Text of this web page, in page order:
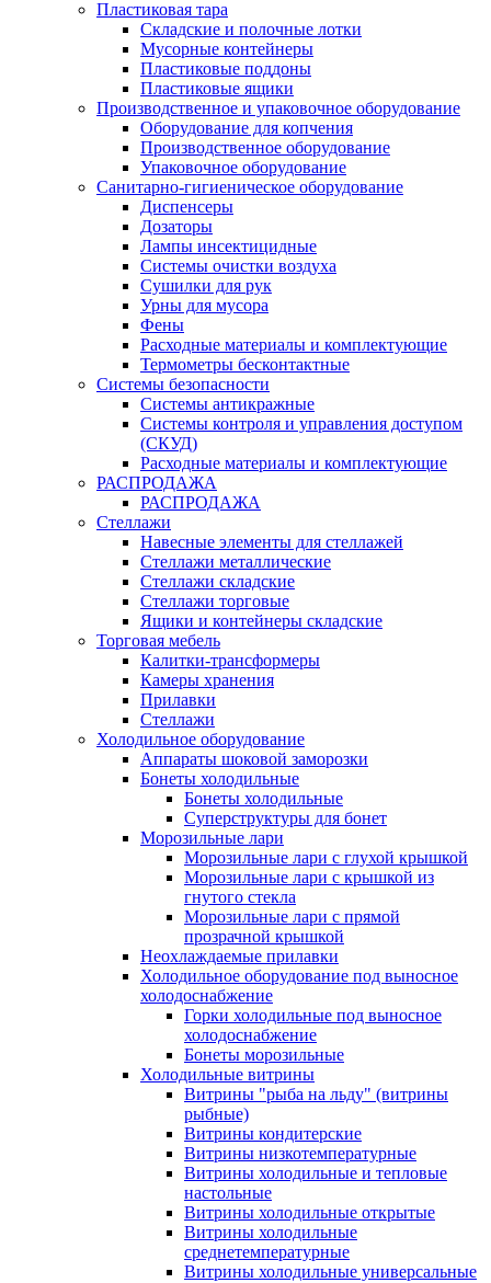
Пластиковая тара
Складские и полочные лотки
Мусорные контейнеры
Пластиковые поддоны
Пластиковые ящики
Производственное и упаковочное оборудование
Оборудование для копчения
Производственное оборудование
Упаковочное оборудование
Санитарно-гигиеническое оборудование
Диспенсеры
Дозаторы
Лампы инсектицидные
Системы очистки воздуха
Сушилки для рук
Урны для мусора
Фены
Расходные материалы и комплектующие
Термометры бесконтактные
Системы безопасности
Системы антикражные
Системы контроля и управления доступом
(СКУД)
Расходные материалы и комплектующие
РАСПРОДАЖА
РАСПРОДАЖА
Стеллажи
Навесные элементы для стеллажей
Стеллажи металлические
Стеллажи складские
Стеллажи торговые
Ящики и контейнеры складские
Торговая мебель
Калитки-трансформеры
Камеры хранения
Прилавки
Стеллажи
Холодильное оборудование
Аппараты шоковой заморозки
Бонеты холодильные
Бонеты холодильные
Суперструктуры для бонет
Морозильные лари
Морозильные лари с глухой крышкой
Морозильные лари с крышкой из
гнутого стекла
Морозильные лари с прямой
прозрачной крышкой
Неохлаждаемые прилавки
Холодильное оборудование под выносное
холодоснабжение
Горки холодильные под выносное
холодоснабжение
Бонеты морозильные
Холодильные витрины
Витрины "рыба на льду" (витрины
рыбные)
Витрины кондитерские
Витрины низкотемпературные
Витрины холодильные и тепловые
настольные
Витрины холодильные открытые
Витрины холодильные
среднетемпературные
Витрины холодильные универсальные